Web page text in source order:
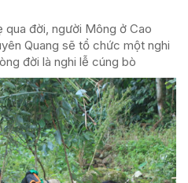
qua đời, người Mông ở Cao
Quang sẽ tổ chức một nghi
đời là nghi lễ cúng bò